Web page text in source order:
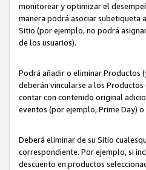
monitorear y optimizar el
manera podrá asociar subetiqueta
Sitio (por ejemplo, no podrá
de los usuarios).
Podrá añadir o eliminar Productos
deberán vincularse a los
contar con contenido original
eventos (por ejemplo, Prime Day)
Deberá eliminar de su Sitio
correspondiente. Por ejemplo, si
descuento en productos